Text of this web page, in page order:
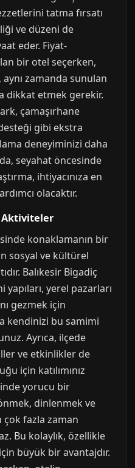
tatma fırsatı
ve düzeni de
eder. Fiyat-
bir otel seçerken,
zamanda sunulan
dikkat etmek gerekir.
çamaşırhane
gibi ekstra
deneyiminizi daha
seyahat öncesinde
ihtiyacınıza en
olacaktır.
Aktiviteler
konaklamanın bir
sosyal ve kültürel
Balıkesir Bigadiç
yerel pazarları
gezmek için
kendinizi bu samimi
Ayrıca, ilçede
ve etkinlikler de
için katılımınız
yorucu bir
dinlenmek ve
çok fazla zaman
Bu kolaylık, özellikle
büyük bir avantajdır.